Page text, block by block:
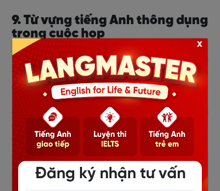
9. Từ vựng tiếng Anh thông dụng
trong cuộc họp
Để giao tiếp hiệu quả và thể hiện sự chuyên nghiệp
trong các cuộc họp, việc trang bị vốn từ vựng tiếng
Anh giao tiếp trong cuộc họp là vô cùng cần thiết.
Nắm vững những từ vựng và thuật ngữ thông dụng
dưới đây sẽ giúp bạn tự tin trình bày ý kiến, trao đổi với
đồng nghiệp và tham gia thảo luận một cách hiệu
quả.
Từ vựng Loại từ Phiên âm
Nghĩa
tiếng
Đăng ký nhận tư vấn
x